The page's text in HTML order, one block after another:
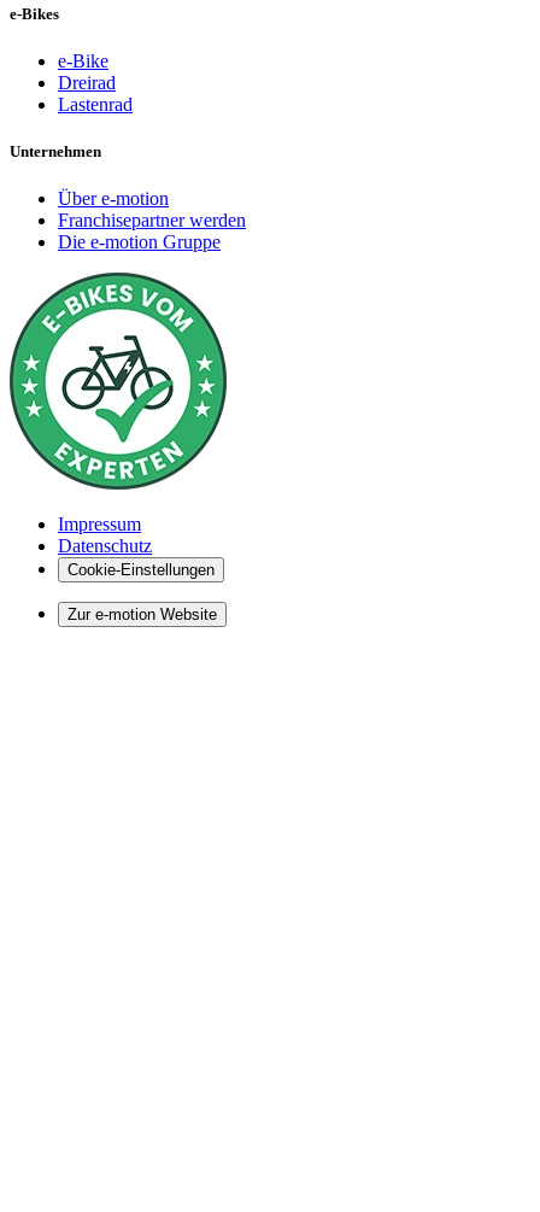
e-Bikes
e-Bike
Dreirad
Lastenrad
Unternehmen
Über e-motion
Franchisepartner werden
Die e-motion Gruppe
Impressum
Datenschutz
Cookie-Einstellungen
Zur e-motion Website